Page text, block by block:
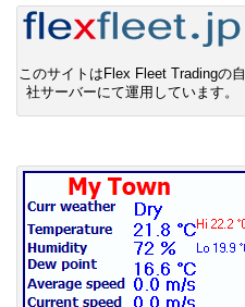
このサイトはFlex Fleet Tradingの自
社サーバーにて運用しています。